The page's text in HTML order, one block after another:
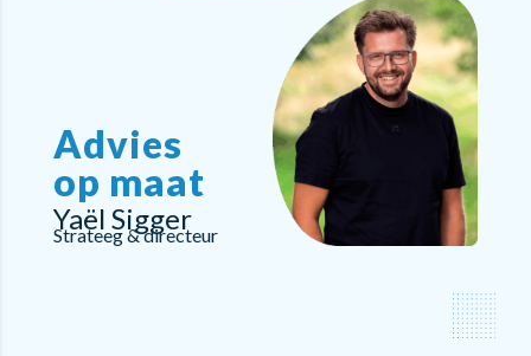
Advies
op maat
Yaël Sigger
Strateeg & directeur